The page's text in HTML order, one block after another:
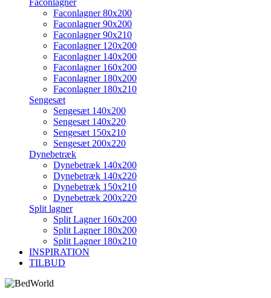
Faconlagner
Faconlagner 80x200
Faconlagner 90x200
Faconlagner 90x210
Faconlagner 120x200
Faconlagner 140x200
Faconlagner 160x200
Faconlagner 180x200
Faconlagner 180x210
Sengesæt
Sengesæt 140x200
Sengesæt 140x220
Sengesæt 150x210
Sengesæt 200x220
Dynebetræk
Dynebetræk 140x200
Dynebetræk 140x220
Dynebetræk 150x210
Dynebetræk 200x220
Split lagner
Split Lagner 160x200
Split Lagner 180x200
Split Lagner 180x210
INSPIRATION
TILBUD